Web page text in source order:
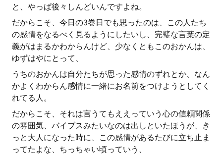
と、やっぱ後々しんどいんですよね。
だからこそ、今日の3巻日でも思ったのは、この人たち
の感情をなるべく見るようにしたいし、完璧な言葉の定
義がはまるかわからんけど、少なくともこのおかんは、
ゆずはやにとって、
うちのおかんは自分たちが思った感情のずれとか、なん
かよくわからん感情に一緒にお名前をつけようとしてく
れてる人。
だからこそ、それは言うてもええっていう心の信頼関係
の雰囲気、バイブスみたいなのは出しといたほうが、き
っと大人になった時に、この感情があるたびに立ち止ま
ってたよな、ちっちゃい頃っていう、